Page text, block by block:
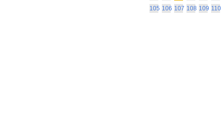
105 106 107 108 109 110